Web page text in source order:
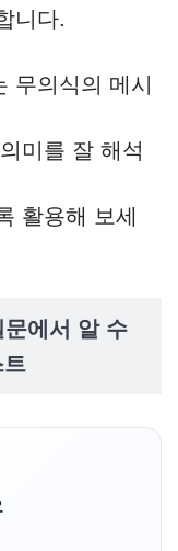
니다.
무의식의 메시
미를 잘 해석
활용해 보세
에서 알 수
트